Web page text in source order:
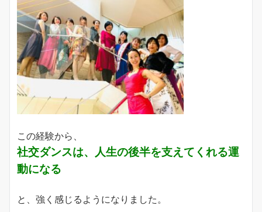
この経験から、
社交ダンスは、人生の後半を支えてくれる運
動になる
と、強く感じるようになりました。